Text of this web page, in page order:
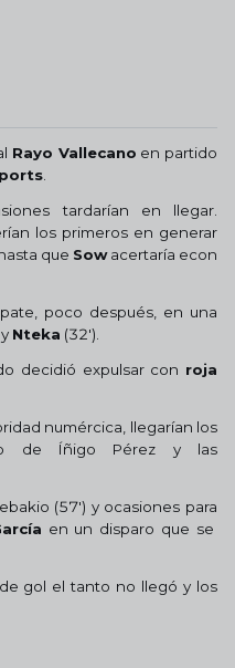
Rayo Vallecano en partido
tardarían en llegar.
los primeros en generar
hasta que Sowacertaría econ
poco después, en una
y Nteka (32').
decidió expulsar con roja
numércica, llegarían los
de Íñigo Pérez y las
(57') y ocasiones para
en un disparo que se
gol el tanto no llegó y los